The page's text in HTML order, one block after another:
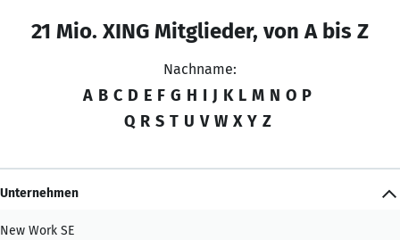
21 Mio. XING Mitglieder, von A bis Z
Nachname:
A B C D E F G H I J K L M N O P
Q R S T U V W X Y Z
Unternehmen
New Work SE